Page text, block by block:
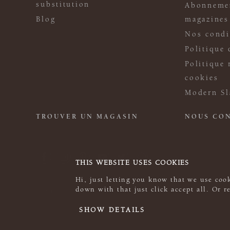
THIS WEBSITE USES COOKIES
Hi, just letting you know that we use
down with that just click accept all. Or
SHOW DETAILS
substitution
Blog
magazines
Nos
Politique
Politique
cookies
Modern
TROUVER UN MAGASIN NOUS
© 2026 Rowan